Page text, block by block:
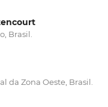
Brasil.
da Zona Oeste, Brasil.